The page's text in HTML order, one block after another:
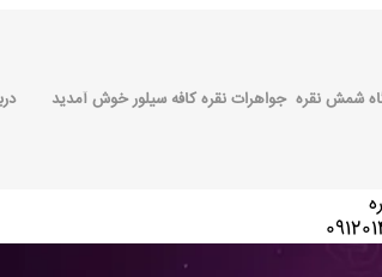
شمش نقره جواهرات نقره کافه سیلور خوش آمدید